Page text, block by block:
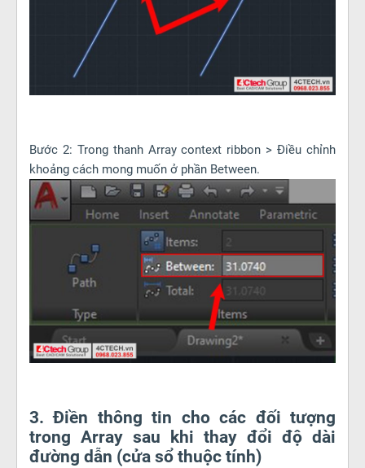
Bước 2: Trong thanh Array context ribbon > Điều chỉnh
khoảng cách mong muốn ở phần Between.
3. Điền thông tin cho các đối tượng
trong Array sau khi thay đổi độ dài
đường dẫn (cửa sổ thuộc tính)